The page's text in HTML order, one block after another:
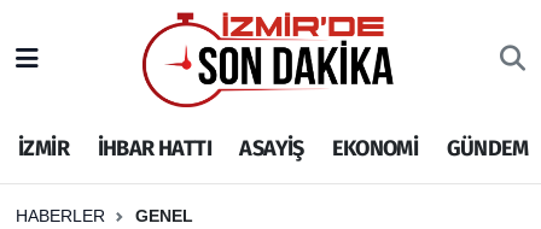
İZMİR İHBAR HATTI ASAYİŞ EKONOMİ GÜNDEM
HABERLER GENEL
İHBAR HATTI
DEPREM
İzmir Nöbetçi Eczaneler
İzmir Hava Durumu
İzmir Namaz Vakitleri